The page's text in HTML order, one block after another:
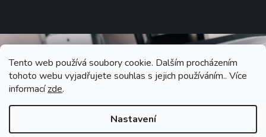
Tento web používá soubory cookie. Dalším procházením
tohoto webu vyjadřujete souhlas s jejich používáním.. Více
informacízde.
Nastavení